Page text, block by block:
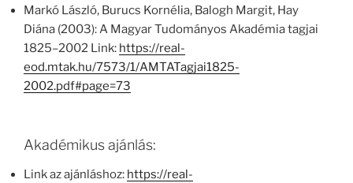
Markó László, Burucs Kornélia, Balogh Margit, Hay
Diána (2003): A Magyar Tudományos Akadémia tagjai
1825–2002 Link: https://real-
eod.mtak.hu/7573/1/AMTATagjai1825-
2002.pdf#page=73
Akadémikus ajánlás:
Link az ajánláshoz: https://real-